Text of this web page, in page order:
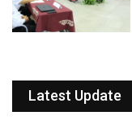
Latest Update